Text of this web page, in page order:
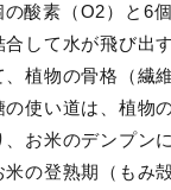
の酸素（O2）と6
して水が飛び出
植物の骨格（繊
使い道は、植物
お米のデンプン
米の登熟期（もみ